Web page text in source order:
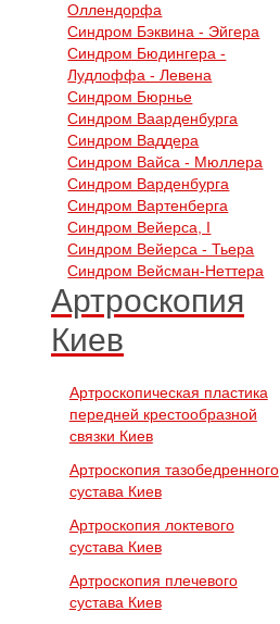
Оллендорфа
Синдром Бэквина - Эйгера
Синдром Бюдингера -
Лудлоффа - Левена
Синдром Бюрнье
Синдром Ваарденбурга
Синдром Ваддера
Синдром Вайса - Мюллера
Синдром Варденбурга
Синдром Вартенберга
Синдром Вейерса, I
Синдром Вейерса - Тьера
Синдром Вейсман-Неттера
Артроскопия
Киев
Артроскопическая пластика
передней крестообразной
связки Киев
Артроскопия тазобедренного
сустава Киев
Артроскопия локтевого
сустава Киев
Артроскопия плечевого
сустава Киев